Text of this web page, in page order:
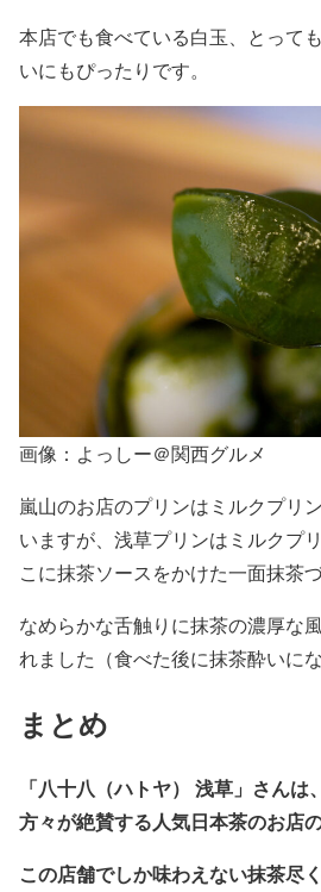
本店でも食べている白玉、とって
いにもぴったりです。
画像：よっしー＠関西グルメ
嵐山のお店のプリンはミルクプリ
いますが、浅草プリンはミルクプ
こに抹茶ソースをかけた一面抹茶づ
なめらかな舌触りに抹茶の濃厚な
れました（食べた後に抹茶酔いに
まとめ
「八十八（ハトヤ） 浅草」さん
方々が絶賛する人気日本茶のお店
この店舗でしか味わえない抹茶尽